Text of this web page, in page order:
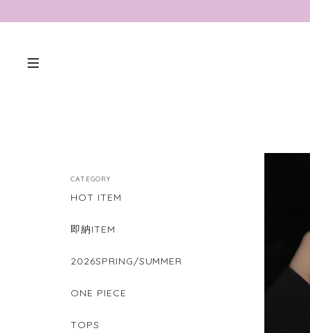
CATEGORY
HOT ITEM
即納ITEM
2026SPRING/SUMMER
ONE PIECE
TOPS